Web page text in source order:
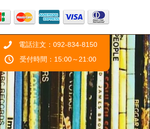
電話注文：092-834-8150
受付時間：15:00～21:00